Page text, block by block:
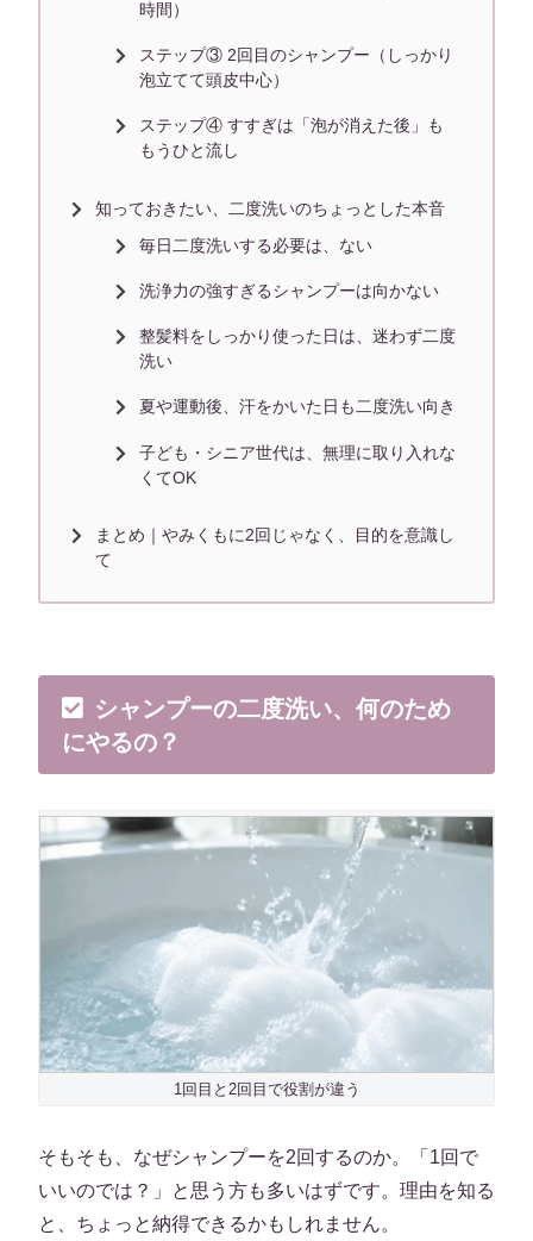
時間）
ステップ③ 2回目のシャンプー（しっかり
泡立てて頭皮中心）
ステップ④ すすぎは「泡が消えた後」も
もうひと流し
知っておきたい、二度洗いのちょっとした本音
毎日二度洗いする必要は、ない
洗浄力の強すぎるシャンプーは向かない
整髪料をしっかり使った日は、迷わず二度
洗い
夏や運動後、汗をかいた日も二度洗い向き
子ども・シニア世代は、無理に取り入れな
くてOK
まとめ｜やみくもに2回じゃなく、目的を意識し
て
シャンプーの二度洗い、何のため
にやるの？
1回目と2回目で役割が違う
そもそも、なぜシャンプーを2回するのか。「1回で
いいのでは？」と思う方も多いはずです。理由を知る
と、ちょっと納得できるかもしれません。